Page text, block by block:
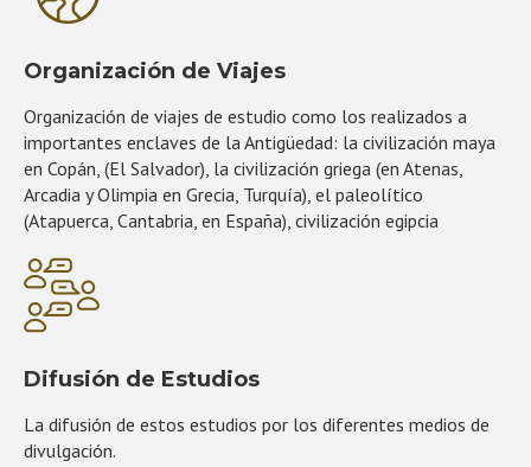
Organización de Viajes
Organización de viajes de estudio como los realizados a
importantes enclaves de la Antigüedad: la civilización maya
en Copán, (El Salvador), la civilización griega (en Atenas,
Arcadia y Olimpia en Grecia, Turquía), el paleolítico
(Atapuerca, Cantabria, en España), civilización egipcia
Difusión de Estudios
La difusión de estos estudios por los diferentes medios de
divulgación.